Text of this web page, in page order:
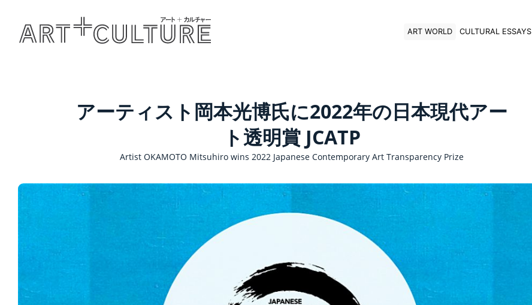
ART WORLD CULTURAL ESSAYS
アーティスト岡本光博氏に2022年の日本現代アー
ト透明賞 JCATP
Artist OKAMOTO Mitsuhiro wins 2022 Japanese Contemporary Art Transparency Prize